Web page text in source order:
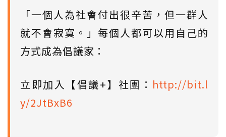
「一個人為社會付出很辛苦，但一群人
就不會寂寞。」每個人都可以用自己的
方式成為倡議家：
立即加入【倡議+】社團： http://bit.l
y/2JtBxB6